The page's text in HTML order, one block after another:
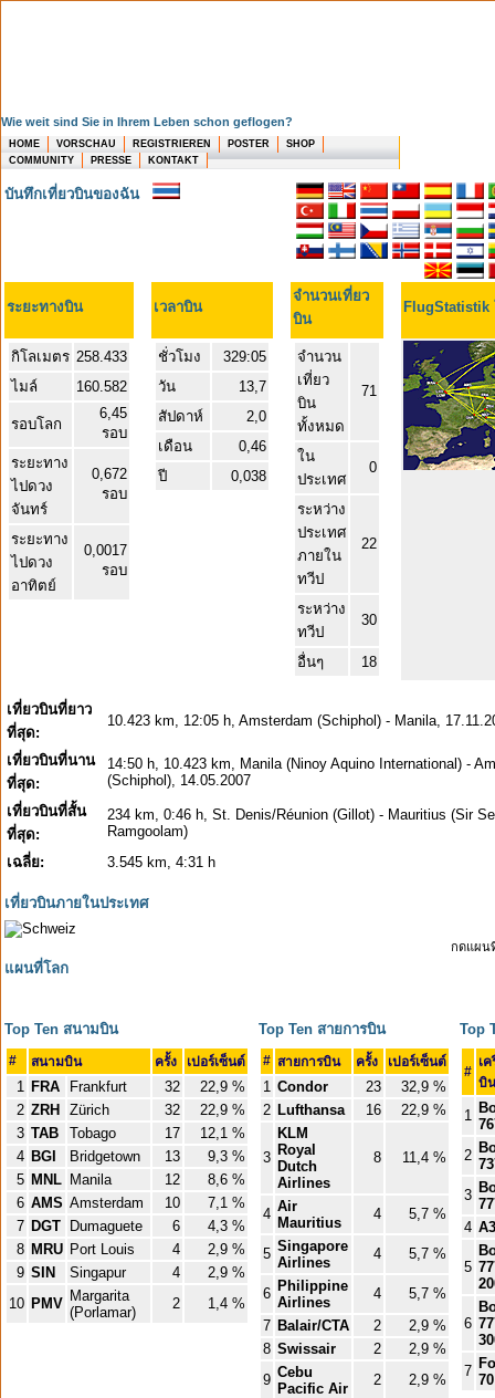
Wie weit sind Sie in Ihrem Leben schon geflogen?
HOME VORSCHAU REGISTRIEREN POSTER
SHOP
COMMUNITY
PRESSE KONTAKT
บันทึกเที่ยวบินของฉัน
ระยะทางบิน เวลาบิน
จำนวนเที่ยว
บิน
FlugStatistik
กิโลเมตร 258.433
ไมล์
160.582
รอบโลก
6,45
รอบ
ระยะทาง
ไปดวง
จันทร์
0,672
รอบ
ระยะทาง
ไปดวง
อาทิตย์
0,0017
รอบ
ชั่วโมง
329:05
วัน
13,7
สัปดาห์
2,0
เดือน
0,46
ปี
0,038
จำนวน
เที่ยว
บิน
ทั้งหมด
71
ใน
ประเทศ
0
ระหว่าง
ประเทศ
ภายใน
ทวีป
22
ระหว่าง
ทวีป
30
อื่นๆ 18
เที่ยวบินที่ยาว
ที่สุด:
10.423 km, 12:05 h, Amsterdam (Schiphol) - Manila,
เที่ยวบินที่นาน
ที่สุด:
14:50 h, 10.423 km, Manila (Ninoy Aquino International) -
(Schiphol), 14.05.2007
เที่ยวบินที่สั้น
ที่สุด:
234 km, 0:46 h, St. Denis/Réunion (Gillot) - Mauritius (Sir
Ramgoolam)
เฉลี่ย:
3.545 km, 4:31 h
เที่ยวบินภายในประเทศ
กดแผน
แผนที่โลก
Top Ten สนามบิน
# สนามบิน ครั้ง เปอร์เซ็นต์
1 FRA Frankfurt 32
22,9 %
2 ZRH Zürich 32
22,9 %
3 TAB Tobago 17
12,1 %
4 BGI Bridgetown 13
9,3 %
5 MNL Manila 12
8,6 %
6 AMS Amsterdam 10
7,1 %
7 DGT Dumaguete 6
4,3 %
8 MRU Port Louis 4
2,9 %
9 SIN Singapur 4
2,9 %
10 PMV Margarita
(Porlamar)
2 1,4 %
Top Ten สายการบิน
# สายการบิน ครั้ง เปอร์เซ็นต์
1 Condor 23
32,9 %
2 Lufthansa 16 22,9 %
3
KLM
Royal
Dutch
Airlines
8 11,4 %
4 Air
Mauritius
4 5,7 %
5 Singapore
Airlines
4 5,7 %
6 Philippine
Airlines
4
5,7 %
7 Balair/CTA 2
2,9 %
8 Swissair 2
2,9 %
9 Cebu
Pacific Air
2 2,9 %
Top
#
เ
บิ
1
2
3
4
5
6
7
70